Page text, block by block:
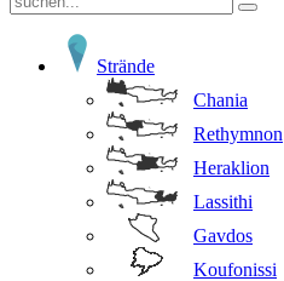
Strände
Chania
Rethymnon
Heraklion
Lassithi
Gavdos
Koufonissi